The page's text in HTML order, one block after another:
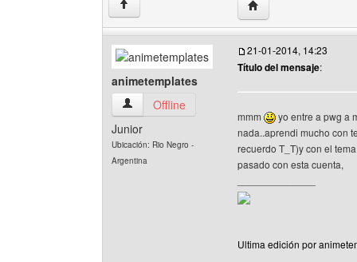
↑ Visitar sitio web del
animetemplates
animetemplates Ver perfil del usuario
Offline
Junior
Ubicación: Rio Negro -
Argentina
21-01-2014, 14:23
Título del mensaje:
mmm
yo entre a pwg a
nada..aprendi mucho con
recuerdo T_T)y con el
pasado con esta cuenta,
Ultima edición por